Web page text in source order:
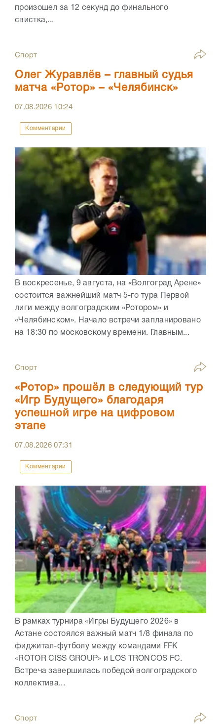
произошел за 12 секунд до финального
свистка,...
Спорт
Олег Журавлёв – главный судья
матча «Ротор» – «Челябинск»
07.08.2026 10:24
Комментарии
В воскресенье, 9 августа, на «Волгоград Арене»
состоится важнейший матч 5-го тура Первой
лиги между волгоградским «Ротором» и
«Челябинском». Начало встречи запланировано
на 18:30 по московскому времени. Главным...
Спорт
«Ротор» прошёл в следующий тур
«Игр Будущего» благодаря
успешной игре на цифровом
этапе
07.08.202607:31
Комментарии
В рамках турнира «Игры Будущего 2026» в
Астане состоялся важный матч 1/8 финала по
фиджитал-футболу между командами FFK
«ROTOR CISS GROUP» и LOS TRONCOS FC.
Встреча завершилась победой волгоградского
коллектива...
Спорт